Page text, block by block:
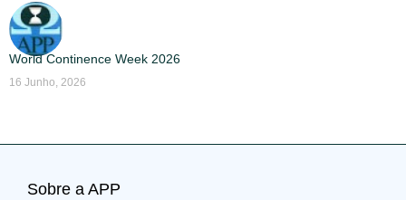
World Continence Week 2026
16 Junho, 2026
Sobre a APP